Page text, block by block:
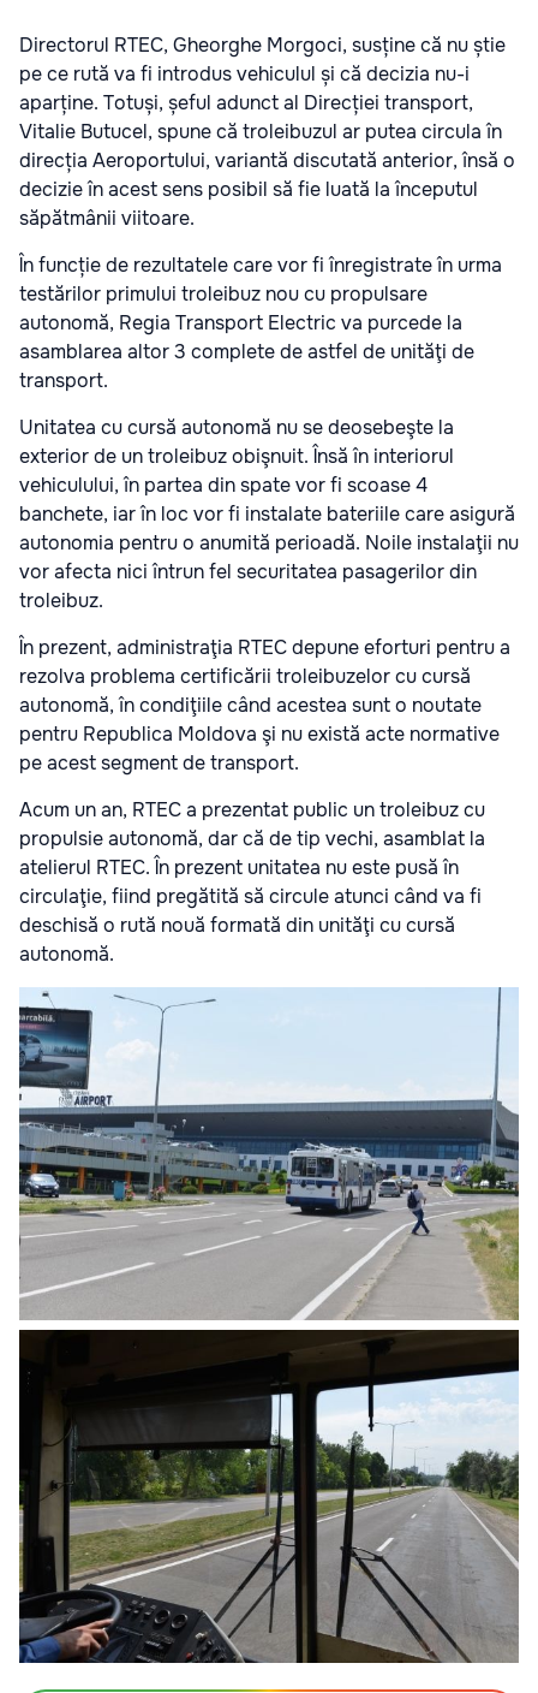
Directorul RTEC, Gheorghe Morgoci, susține că nu știe
pe ce rută va fi introdus vehiculul și că decizia nu-i
aparține. Totuși, șeful adunct al Direcției transport,
Vitalie Butucel, spune că troleibuzul ar putea circula în
direcția Aeroportului, variantă discutată anterior, însă o
decizie în acest sens posibil să fie luată la începutul
săpătmânii viitoare.
În funcție de rezultatele care vor fi înregistrate în urma
testărilor primului troleibuz nou cu propulsare
autonomă, Regia Transport Electric va purcede la
asamblarea altor 3 complete de astfel de unităţi de
transport.
Unitatea cu cursă autonomă nu se deosebeşte la
exterior de un troleibuz obişnuit. Însă în interiorul
vehiculului, în partea din spate vor fi scoase 4
banchete, iar în loc vor fi instalate bateriile care asigură
autonomia pentru o anumită perioadă. Noile instalaţii nu
vor afecta nici întrun fel securitatea pasagerilor din
troleibuz.
În prezent, administraţia RTEC depune eforturi pentru a
rezolva problema certificării troleibuzelor cu cursă
autonomă, în condiţiile când acestea sunt o noutate
pentru Republica Moldova şi nu există acte normative
pe acest segment de transport.
Acum un an, RTEC a prezentat public un troleibuz cu
propulsie autonomă, dar că de tip vechi, asamblat la
atelierul RTEC. În prezent unitatea nu este pusă în
circulaţie, fiind pregătită să circule atunci când va fi
deschisă o rută nouă formată din unităţi cu cursă
autonomă.